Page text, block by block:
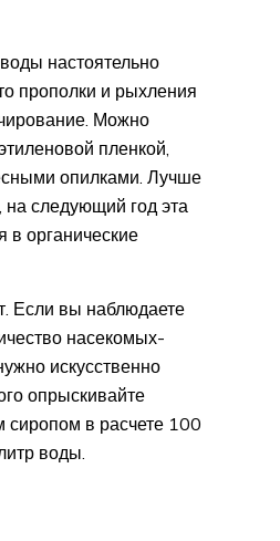
настоятельно
прополки и рыхления
Можно
пленкой,
опилками. Лучше
следующий год эта
в органические
Если вы наблюдаете
насекомых-
искусственно
опрыскивайте
сиропом в расчете 100
воды.